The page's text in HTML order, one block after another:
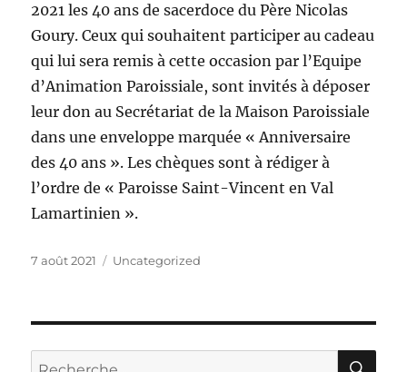
2021 les 40 ans de sacerdoce du Père Nicolas
Goury. Ceux qui souhaitent participer au cadeau
qui lui sera remis à cette occasion par l’Equipe
d’Animation Paroissiale, sont invités à déposer
leur don au Secrétariat de la Maison Paroissiale
dans une enveloppe marquée « Anniversaire
des 40 ans ». Les chèques sont à rédiger à
l’ordre de « Paroisse Saint-Vincent en Val
Lamartinien ».
Publié
7 août 2021 Catégories
Uncategorized
Recherche